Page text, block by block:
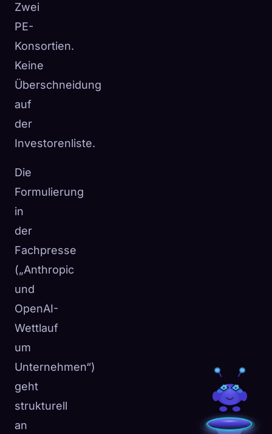
Zwei
PE-
Konsortien.
Keine
Überschneidung
auf
der
Investorenliste.
Die
Formulierung
in
der
Fachpresse
(„Anthropic
und
OpenAI-
Wettlauf
um
Unternehmen“)
geht
strukturell
an